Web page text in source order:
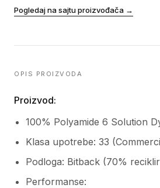
Pogledaj na sajtu proizvođača →
OPIS PROIZVODA
Proizvod:
100% Polyamide 6 Solution
Klasa upotrebe: 33
Podloga: Bitback (70%
Performanse: